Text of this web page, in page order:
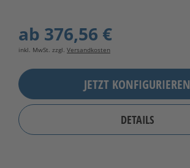
ab 376,56 €
inkl. MwSt. zzgl. Versandkosten
JETZT KONFIGURIEREN
DETAILS